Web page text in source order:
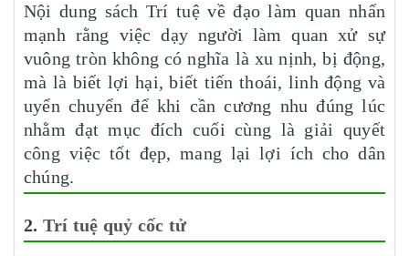
Nội dung sách Trí tuệ về đạo làm quan nhấn
mạnh rằng việc dạy người làm quan xử sự
vuông tròn không có nghĩa là xu nịnh, bị động,
mà là biết lợi hại, biết tiến thoái, linh động và
uyển chuyển để khi cần cương nhu đúng lúc
nhằm đạt mục đích cuối cùng là giải quyết
công việc tốt đẹp, mang lại lợi ích cho dân
chúng.
2. Trí tuệ quỷ cốc tử